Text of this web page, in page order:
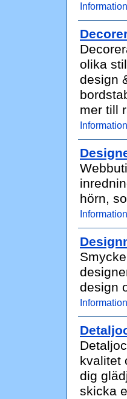
Information
olika
design
mer till
Information
hörn,
Information
design
Information
kvalitet
dig
skicka